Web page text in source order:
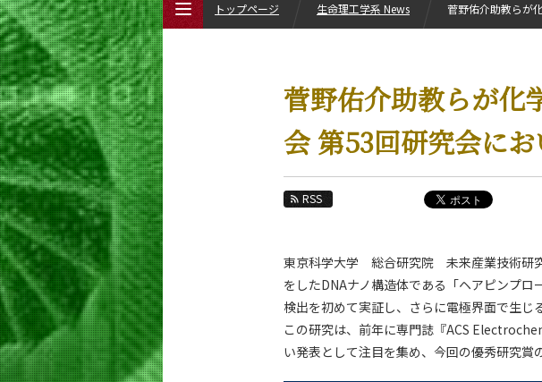
菅野佑介助教らが化
会 第53回研究会に
RSS
東京科学大学 総合研究院 未来産業技術研
をしたDNAナノ構造体である「ヘアピンプ
検出を初めて実証し、さらに電極界面で生じ
この研究は、前年に専門誌『ACS
い発表として注目を集め、今回の優秀研究賞
トップページ 生命理工学系 News 菅野佑介助教らが
生命理工学系について
生命理工学系 News